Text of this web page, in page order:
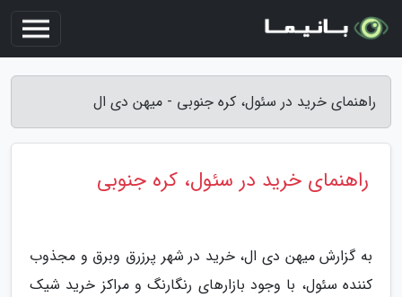
راهنمای خرید در سئول، کره جنوبی - میهن دی ال
راهنمای خرید در سئول، کره جنوبی
به گزارش میهن دی ال، خرید در شهر پرزرق وبرق و مجذوب
کننده سئول، با وجود بازارهای رنگارنگ و مراکز خرید شیک